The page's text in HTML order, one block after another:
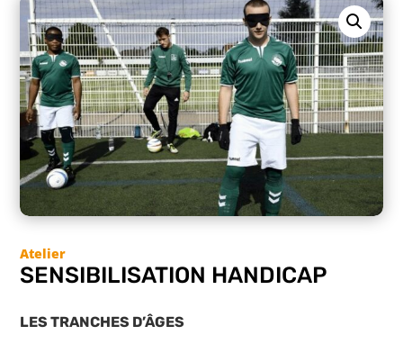
SENSIBILISATION HANDICAP
LES TRANCHES D’ÂGES